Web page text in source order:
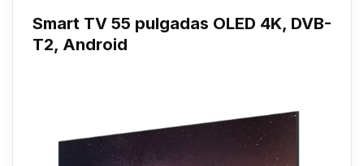
Smart TV 55 pulgadas OLED 4K, DVB-
T2, Android